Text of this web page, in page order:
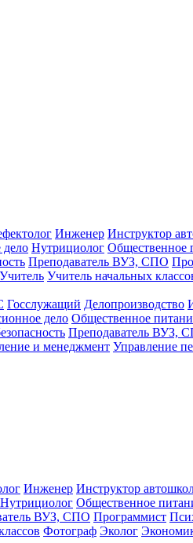
Инженер Инструктор
дело Нутрициолог Общественное
Преподаватель ВУЗ, СПО
Учитель Учитель начальных
Госслужащий Делопроизводство
дело Общественное
Преподаватель ВУЗ,
и менеджмент Управление
Инженер Инструктор
Нутрициолог Общественное
ВУЗ, СПО Программист
Фотограф Эколог